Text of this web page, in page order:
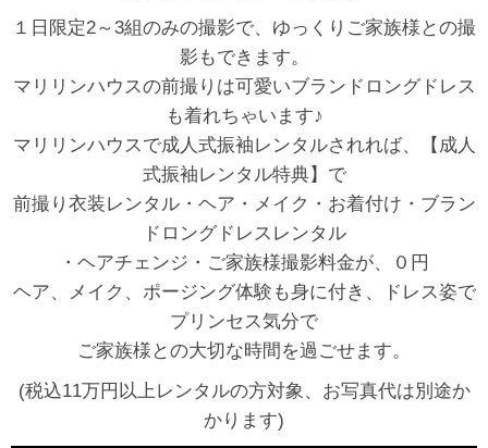
１日限定2～3組のみの撮影で、ゆっくりご家族様との撮
影もできます。
マリリンハウスの前撮りは可愛いブランドロングドレス
も着れちゃいます♪
マリリンハウスで成人式振袖レンタルされれば、【成人
式振袖レンタル特典】で
前撮り衣装レンタル・ヘア・メイク・お着付け・ブラン
ドロングドレスレンタル
・ヘアチェンジ・ご家族様撮影料金が、０円
ヘア、メイク、ポージング体験も身に付き、ドレス姿で
プリンセス気分で
ご家族様との大切な時間を過ごせます。
(税込11万円以上レンタルの方対象、お写真代は別途か
かります)